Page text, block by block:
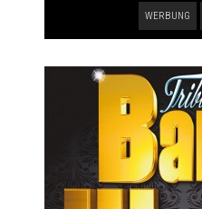
WERBUNG